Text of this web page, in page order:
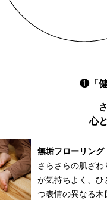
❶「
心
無垢フローリング
さらさらの肌ざわ
が気持ちよく、ひ
つ表情の異なる木